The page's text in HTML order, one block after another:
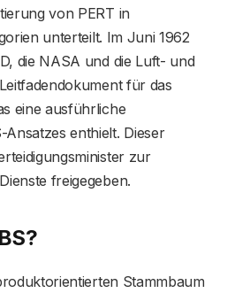
von PERT in
unterteilt. Im Juni 1962
die NASA und die Luft- und
für das
eine ausführliche
enthielt. Dieser
zur
freigegeben.
Stammbaum